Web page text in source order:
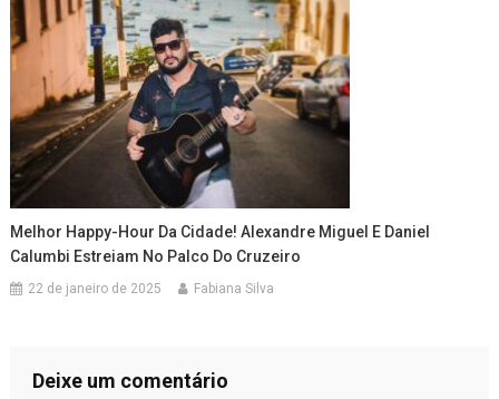
Melhor Happy-Hour Da Cidade! Alexandre Miguel E Daniel
Calumbi Estreiam No Palco Do Cruzeiro
22 de janeiro de 2025 Fabiana Silva
Deixe um comentário